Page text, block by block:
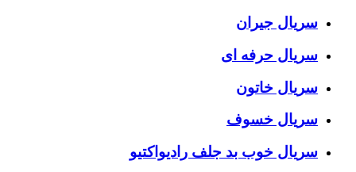
سریال جیران
سریال حرفه ای
سریال خاتون
سریال خسوف
سریال خوب بد جلف رادیواکتیو